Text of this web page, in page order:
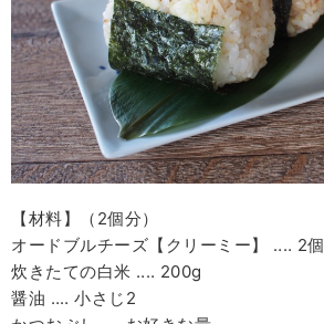
【材料】（2個分）
オードブルチーズ【クリーミー】 ‥‥ 2個
炊きたての白米 ‥‥ 200g
醤油 ‥‥ 小さじ2